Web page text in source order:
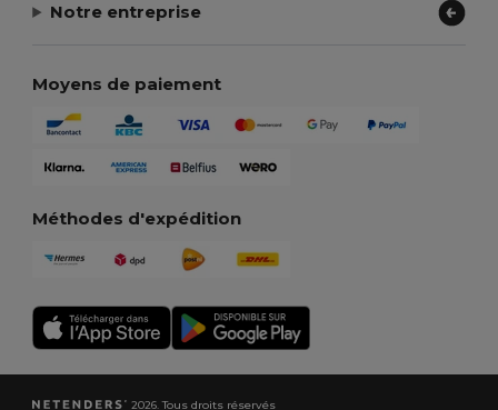
Notre entreprise
Moyens de paiement
Méthodes d'expédition
2026. Tous droits réservés